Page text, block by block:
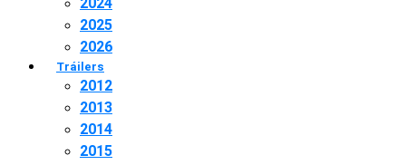
2025
2026
Tráilers
2012
2013
2014
2015